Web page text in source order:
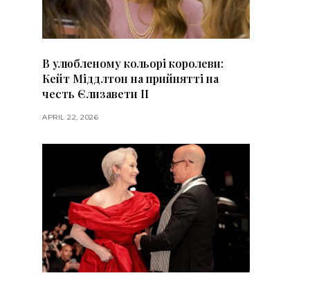
В улюбленому кольорі королеви:
Кейт Міддлтон на прийнятті на
честь Єлизавети II
APRIL 22, 2026